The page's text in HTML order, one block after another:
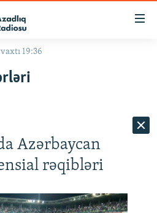
19:36
Azərbaycan
rəqibləri